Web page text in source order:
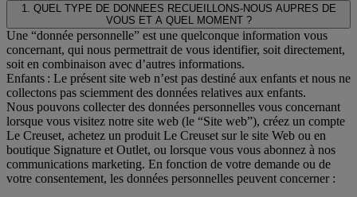
1. QUEL TYPE DE DONNEES RECUEILLONS-NOUS AUPRES DE
VOUS ET A QUEL MOMENT ?
Une “donnée personnelle” est une quelconque information vous
concernant, qui nous permettrait de vous identifier, soit directement,
soit en combinaison avec d’autres informations.
Enfants : Le présent site web n’est pas destiné aux enfants et nous ne
collectons pas sciemment des données relatives aux enfants.
Nous pouvons collecter des données personnelles vous concernant
lorsque vous visitez notre site web (le “Site web”), créez un compte
Le Creuset, achetez un produit Le Creuset sur le site Web ou en
boutique Signature et Outlet, ou lorsque vous vous abonnez à nos
communications marketing. En fonction de votre demande ou de
votre consentement, les données personnelles peuvent concerner :